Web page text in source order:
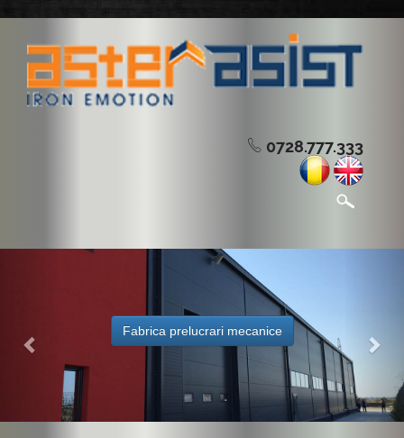
0728.777.333
Fabrica prelucrari mecanice
Previous